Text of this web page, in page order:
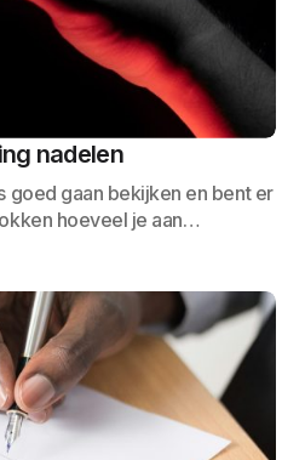
nadelen
goed gaan bekijken en bent er
hoeveel je aan…